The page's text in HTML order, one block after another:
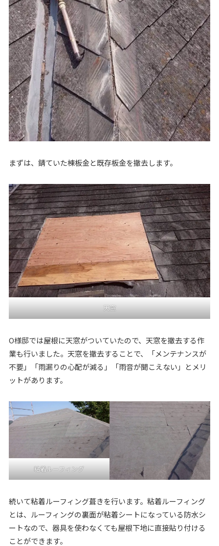
まずは、錆ていた棟板金と既存板金を撤去します。
天窓
O様邸では屋根に天窓がついていたので、天窓を撤去する作
業も行いました。天窓を撤去することで、「メンテナンスが
不要」「雨漏りの心配が減る」「雨音が聞こえない」とメリ
ットがあります。
粘着ルーフィング
続いて粘着ルーフィング葺きを行います。粘着ルーフィング
とは、ルーフィングの裏面が粘着シートになっている防水シ
ートなので、器具を使わなくても屋根下地に直接貼り付ける
ことができます。